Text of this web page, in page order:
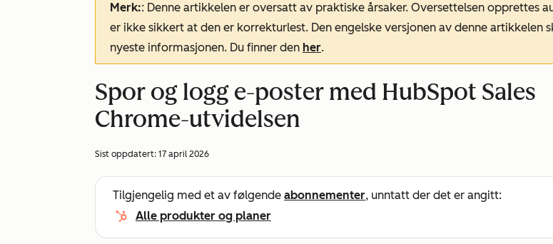
Merk:: Denne artikkelen er oversatt av praktiske årsaker. Oversettelsen
er ikke sikkert at den er korrekturlest. Den engelske versjonen av denne artikkelen
nyeste informasjonen. Du finner den her.
Spor og logg e-poster med HubSpot Sales
Chrome-utvidelsen
Sist oppdatert: 17 april 2026
Tilgjengelig med et av følgende abonnementer, unntatt der det er angitt:
Alle produkter og planer